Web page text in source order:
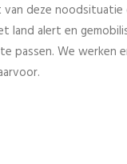
van deze
land alert en
passen. We werken